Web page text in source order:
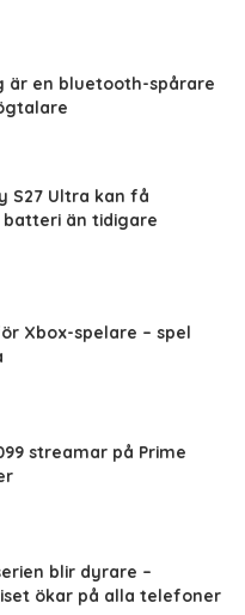
är en bluetooth-spårare
S27 Ultra kan få
än tidigare
Xbox-spelare – spel
streamar på Prime
blir dyrare –
ökar på alla telefoner